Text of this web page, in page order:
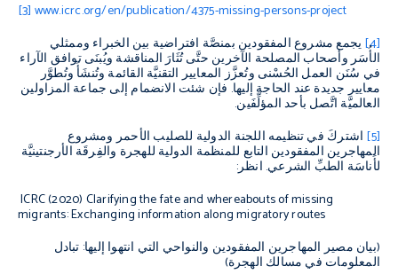
[3] www.icrc.org/en/publication/4375-missing-persons-project
[4]يجمع مشروع المفقودين بمنصَّة افتراضية بين الخبراء وممثلي
الأُسَر وأصحاب المصلحة الآخرين حتَّى تُثَارَ المناقشة ويُبنَى توافق الآراء
في سُنَن العمل الحُسْنى وتُعزَّز المعايير التقنيَّة القائمة وتُنشَأَ وتُطوَّر
معايير جديدة عند الحاجة إليها. فإن شئت الانضمام إلى جماعة المزاولين
العالميَّة اتَّصل بأحد المؤلِّفَين.
[5] اشتركَ في تنظيمه اللجنة الدولية للصليب الأحمر ومشروع
المهاجرين المفقودين التابع للمنظمة الدولية للهجرة والفِرقَة الأرجنتينيَّة
لأَناسَة الطبِّ الشرعي. انظر:
ICRC (2020) Clarifying the fate and whereabouts of missing
migrants: Exchanging information along migratory routes
(بيان مصير المهاجرين المفقودين والنواحي التي انتهوا إليها: تبادل
المعلومات في مسالك الهجرة)